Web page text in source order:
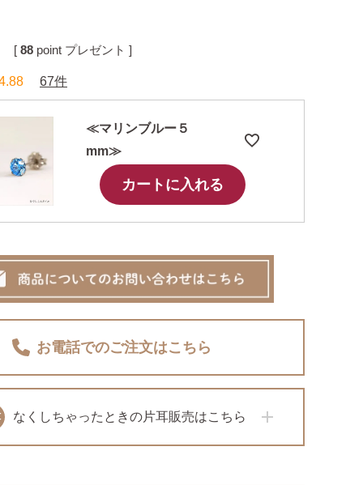
[ 88 point プレゼント ]
67件
≪マリンブルー５
mm≫
カートに入れる
お電話でのご注文はこちら
なくしちゃったときの片耳販売はこちら